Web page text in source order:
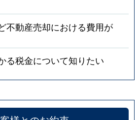
不動産売却における費用が
る税金について知りたい